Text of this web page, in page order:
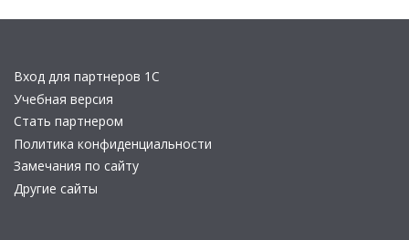
Вход для партнеров 1С
Учебная версия
Стать партнером
Политика конфиденциальности
Замечания по сайту
Другие сайты